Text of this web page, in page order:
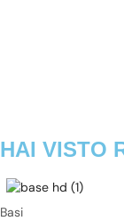
HAI VISTO
Basi